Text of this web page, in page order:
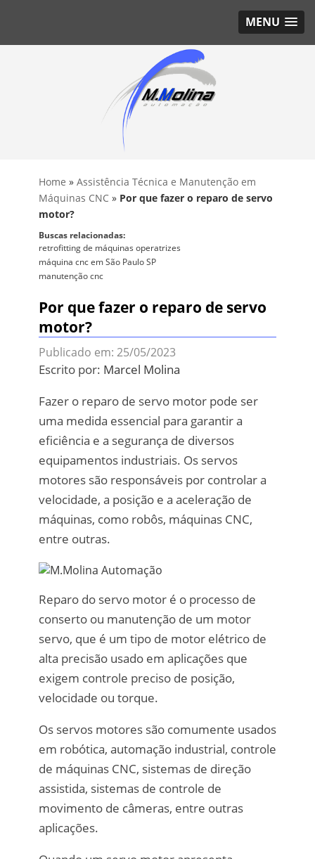
MENU
Home » Assistência Técnica e Manutenção em
Máquinas CNC » Por que fazer o reparo de servo
motor?
Buscas relacionadas:
retrofitting de máquinas operatrizes
máquina cnc em São Paulo SP
manutenção cnc
Por que fazer o reparo de servo
motor?
Publicado em: 25/05/2023
Escrito por: Marcel Molina
Fazer o reparo de servo motor pode ser
uma medida essencial para garantir a
eficiência e a segurança de diversos
equipamentos industriais. Os servos
motores são responsáveis por controlar a
velocidade, a posição e a aceleração de
máquinas, como robôs, máquinas CNC,
entre outras.
Reparo do servo motor é o processo de
conserto ou manutenção de um motor
servo, que é um tipo de motor elétrico de
alta precisão usado em aplicações que
exigem controle preciso de posição,
velocidade ou torque.
Os servos motores são comumente usados
em robótica, automação industrial, controle
de máquinas CNC, sistemas de direção
assistida, sistemas de controle de
movimento de câmeras, entre outras
aplicações.